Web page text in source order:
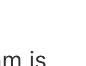
is